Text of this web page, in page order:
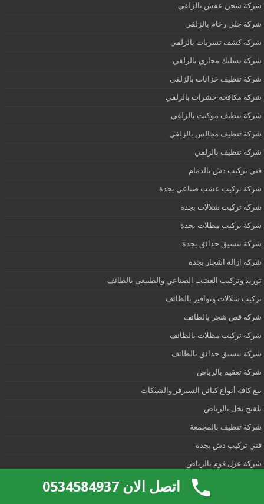
شركة شحن عفش بالزلفي
شركة جلي رخام بالزلفي
شركة كشف تسربات بالزلفي
شركة تسليك مجاري بالزلفي
شركة تنظيف خزانات بالزلفي
شركة مكافحة حشرات بالزلفي
شركة تنظيف موكيت بالزلفي
شركة تنظيف مجالس بالزلفي
شركة تنظيف بالزلفي
فني تركيب دش بالدمام
شركة تركيب عشب صناعي بجدة
شركة تركيب شلالات بجدة
شركة تركيب مظلات بجدة
شركة تنسيق حدائق بجدة
شركة ازالة اشجار بجدة
توريد وتركيب العشب الصناعي والطبيعى بالطائف
تركيب شلالات ونوافير بالطائف
شركة قص شجر بالطائف
شركة تركيب مظلات بالطائف
شركة تنسيق حدائق بالطائف
شركة تعقيم بالرياض
بيع كافة أنواع كبائن السيرفر والشبكات
تلقيح نخل بالرياض
شركة تنظيف بالمجمعة
فني تركيب دش بجدة
شركة عزل فوم بالرياض
شركة تنظيف مطابخ بالرياضاتصل الان 0534584937